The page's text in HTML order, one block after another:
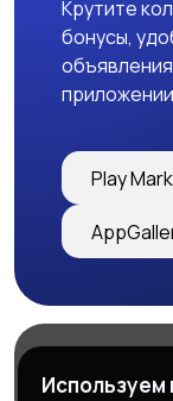
Крутите
бонусы,
Play
Служба
Используем